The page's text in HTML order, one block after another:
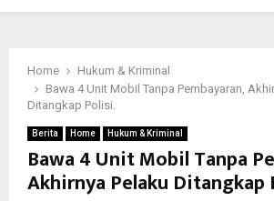
Home
Hukum & Kriminal
Bawa 4 Unit Mobil Tanpa Pembayaran,
Ditangkap Polisi.
Berita Home Hukum & Kriminal
Bawa 4 Unit Mobil Tanpa
Akhirnya Pelaku Ditangkap